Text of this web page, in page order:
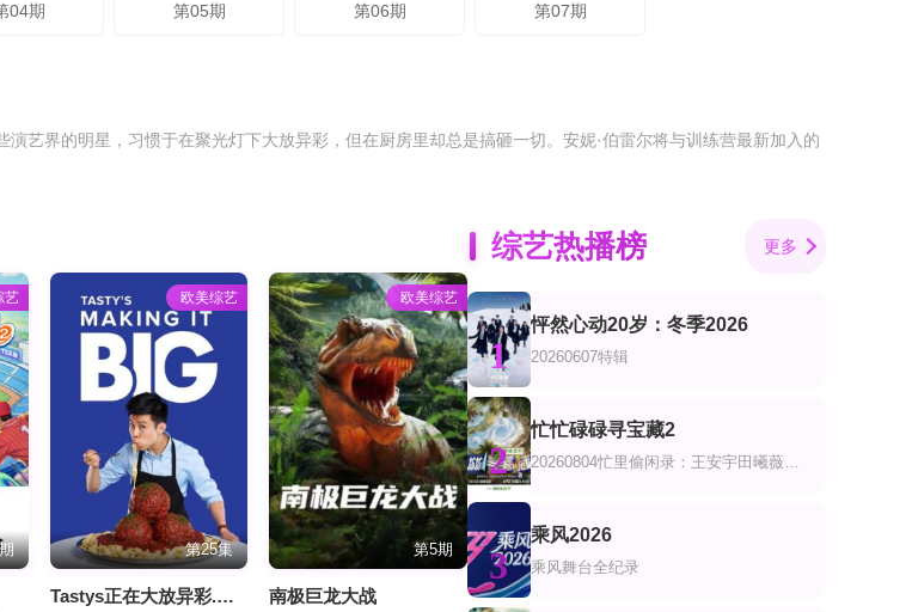
04期 第05期 第06期 第07期
艺界的明星，习惯于在聚光灯下大放异彩，但在厨房里却总是搞砸一切。安妮·伯雷尔将与训练营最新加入的
艺 欧美综艺
第25集
Tastys正在大放异彩.第二季
欧美综艺
第5期
南极巨龙大战
综艺热播榜 更多
1
怦然心动20岁：冬季2026
20260607特辑
2
忙忙碌碌寻宝藏2
20260804忙里偷闲录：王安宇田曦薇共创
3
乘风2026
乘风舞台全纪录